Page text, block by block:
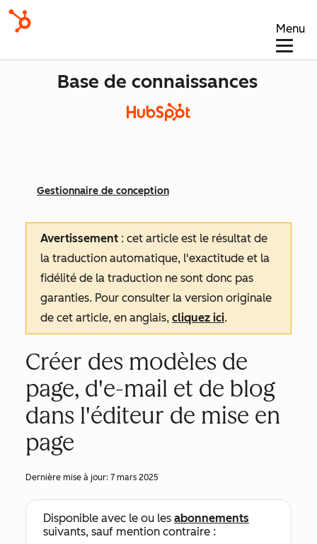
Menu
Base de connaissances
Gestionnaire de conception
Avertissement : cet article est le résultat de
la traduction automatique, l'exactitude et la
fidélité de la traduction ne sont donc pas
garanties. Pour consulter la version originale
de cet article, en anglais, cliquez ici.
Créer des modèles de
page, d'e-mail et de blog
dans l'éditeur de mise en
page
Dernière mise à jour: 7 mars 2025
Disponible avec le ou les abonnements
suivants, sauf mention contraire :